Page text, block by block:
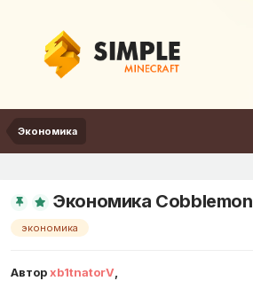
Экономика
Экономика Cobblemon
экономика
Авторxb1tnatorV,